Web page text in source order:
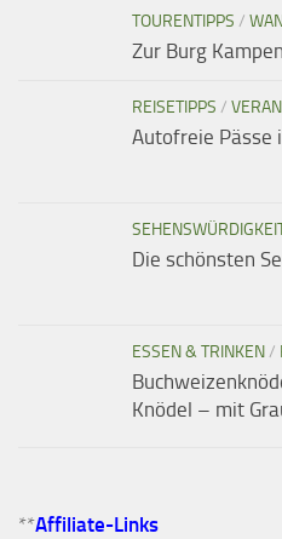
TOURENTIPPS /
Zur Burg
REISETIPPS /
Autofreie Pässe
Die schönsten
ESSEN & TRINKEN/
Knödel – mit
**Affiliate-Links